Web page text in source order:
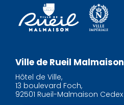
Ville de Rueil Malmaison
Hôtel de Ville,
13 boulevard Foch,
92501 Rueil-Malmaison Cedex